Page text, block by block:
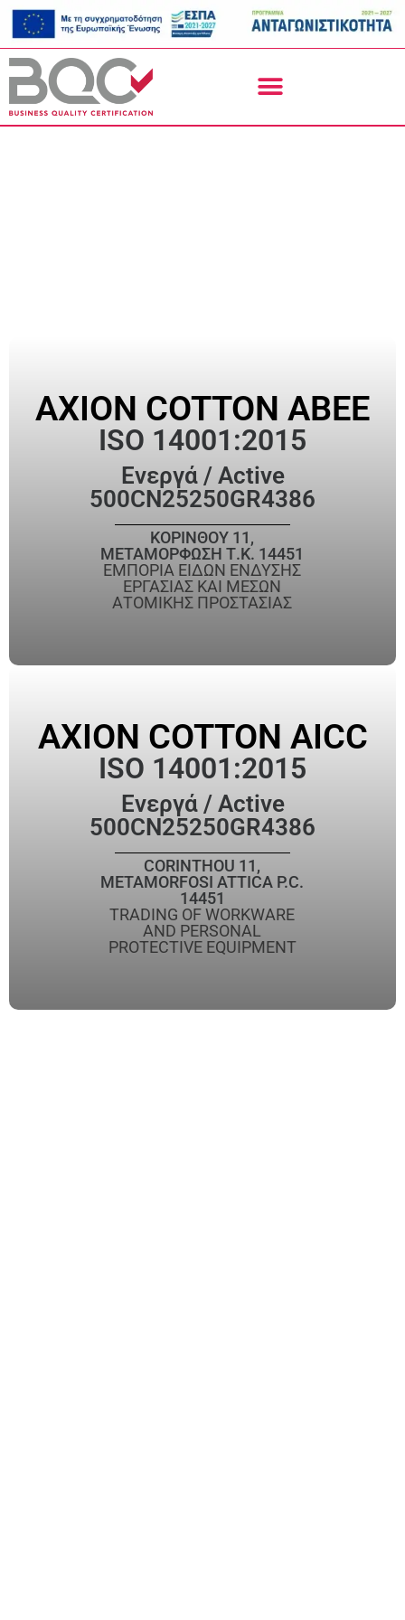
AXION COTTON ΑΒΕΕ
ISO 14001:2015
Ενεργά / Active
500CN25250GR4386
ΚΟΡΙΝΘΟΥ 11,
ΜΕΤΑΜΟΡΦΩΣΗ Τ.Κ. 14451
ΕΜΠΟΡΙΑ ΕΙΔΩΝ ΕΝΔΥΣΗΣ
ΕΡΓΑΣΙΑΣ ΚΑΙ ΜΕΣΩΝ
ΑΤΟΜΙΚΗΣ ΠΡΟΣΤΑΣΙΑΣ
AXION COTTON AICC
ISO 14001:2015
Ενεργά / Active
500CN25250GR4386
CORINTHOU 11,
METAMORFOSI ATTICA P.C.
14451
TRADING OF WORKWARE
AND PERSONAL
PROTECTIVE EQUIPMENT